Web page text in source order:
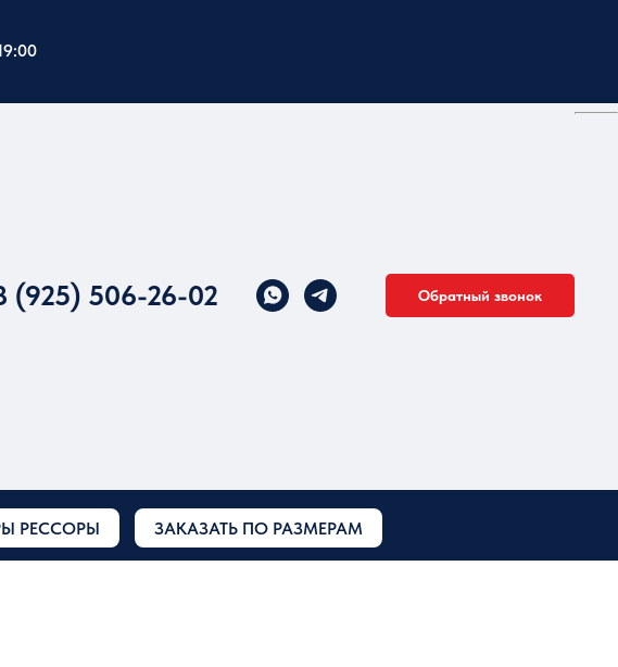
(925) 506-26-02 Обратный звонок
РЕССОРЫ ЗАКАЗАТЬ ПО РАЗМЕРАМ